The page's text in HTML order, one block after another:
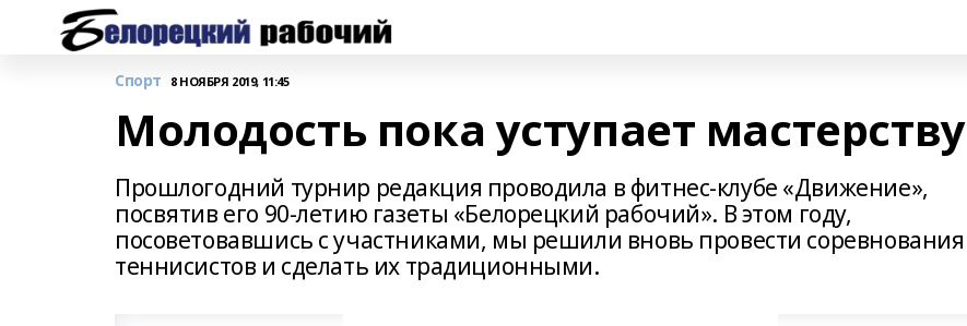
Спорт 8 НОЯБРЯ 2019, 11:45
Молодость пока уступает мастерству
Прошлогодний турнир редакция проводила в фитнес-клубе «Движение»,
посвятив его 90-летию газеты «Белорецкий рабочий». В этом году,
посоветовавшись с участниками, мы решили вновь провести соревнования
теннисистов и сделать их традиционными.